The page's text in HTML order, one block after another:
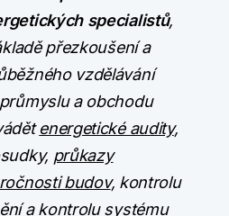
specialistů,
přezkoušení a
vzdělávání
a obchodu
energetické audity,
průkazy
budov, kontrolu
a kontrolu systému